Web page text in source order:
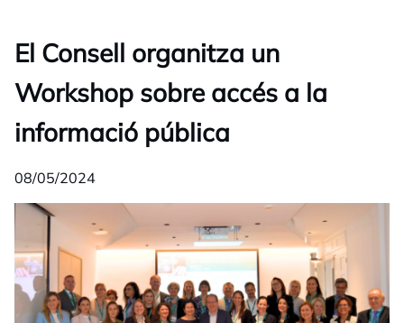
El Consell organitza un
Workshop sobre accés a la
informació pública
08/05/2024